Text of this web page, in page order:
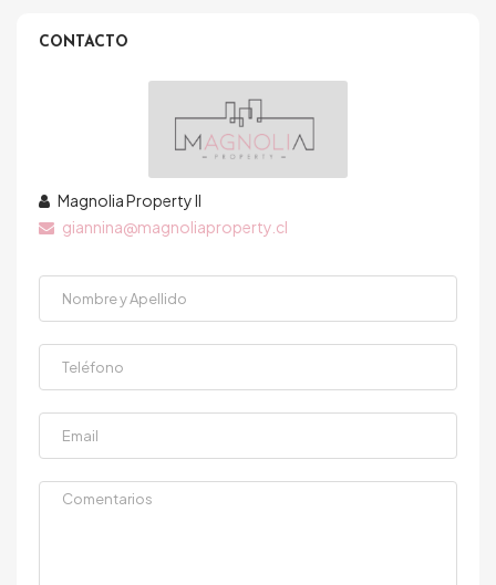
CONTACTO
Magnolia Property II
giannina@magnoliaproperty.cl